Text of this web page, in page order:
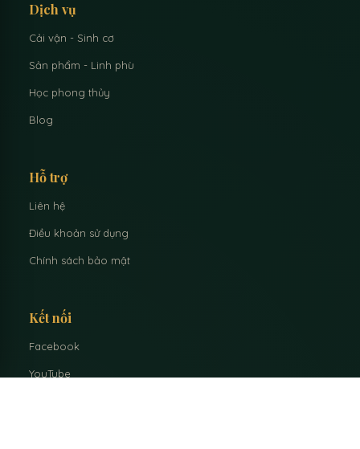
Dịch vụ
Cải vận - Sinh cơ
Sản phẩm - Linh phù
Học phong thủy
Blog
Hỗ trợ
Liên hệ
Điều khoản sử dụng
Chính sách bảo mật
Kết nối
Facebook
YouTube